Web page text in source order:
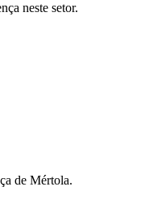
neste setor.
de Mértola.